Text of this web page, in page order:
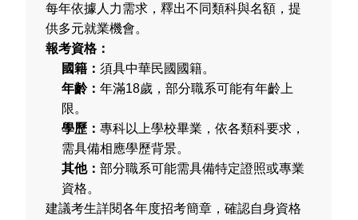
每年依據人力需求，釋出不同類科與名額，提
供多元就業機會。
報考資格：
國籍： 須具中華民國國籍。
年齡： 年滿18歲，部分職系可能有年齡上
限。
學歷： 專科以上學校畢業，依各類科要求，
需具備相應學歷背景。
其他： 部分職系可能需具備特定證照或專業
資格。
建議考生詳閱各年度招考簡章，確認自身資格